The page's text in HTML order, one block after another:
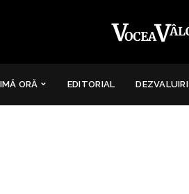
ORĂ EDITORIAL DEZVALUIRI